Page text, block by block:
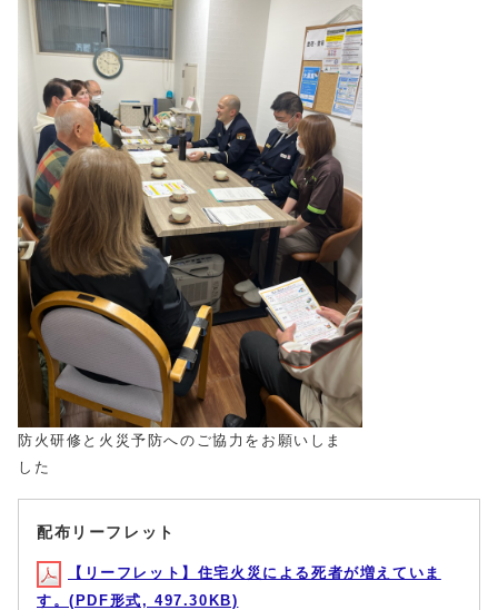
防火研修と火災予防へのご協力をお願いしま
した
配布リーフレット
【リーフレット】住宅火災による死者が増えていま
す。(PDF形式, 497.30KB)